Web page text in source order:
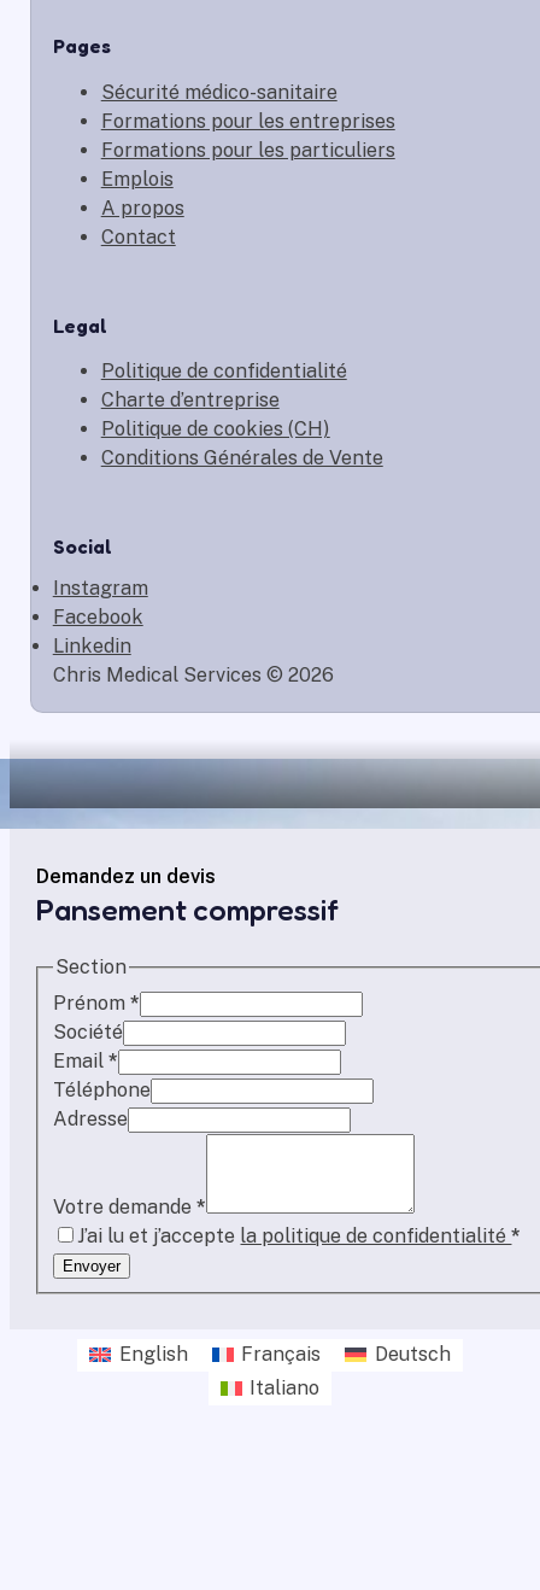
Pages
Sécurité médico-sanitaire
Formations pour les entreprises
Formations pour les particuliers
Emplois
A propos
Contact
Legal
Politique de confidentialité
Charte d’entreprise
Politique de cookies (CH)
Conditions Générales de Vente
Social
Instagram
Facebook
Linkedin
Chris Medical Services © 2026
Demandez un devis
Pansement compressif
Section
Prénom *
Société
Email *
Téléphone
Adresse
Votre demande *
J’ai lu et j’accepte la politique de confidentialité*
Envoyer
English Français
Deutsch
Italiano